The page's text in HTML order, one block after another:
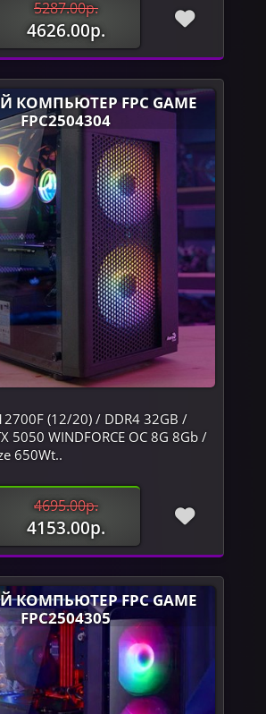
5287.00р.
4626.00р.
КОМПЬЮТЕР FPC GAME
FPC2504304
(12/20) / DDR4 32GB /
5050 WINDFORCE OC 8G 8Gb /
650Wt..
4695.00р.
4153.00р.
КОМПЬЮТЕР FPC GAME
FPC2504305